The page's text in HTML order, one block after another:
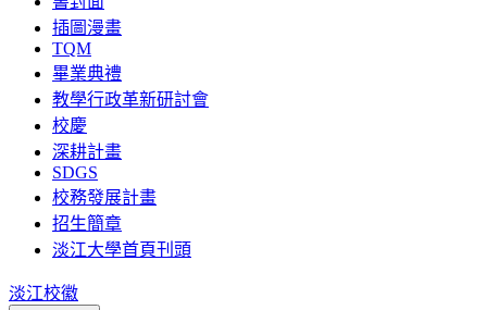
插圖漫畫
TQM
畢業典禮
教學行政革新研討會
校慶
深耕計畫
SDGS
校務發展計畫
招生簡章
淡江大學首頁刊頭
淡江校徽